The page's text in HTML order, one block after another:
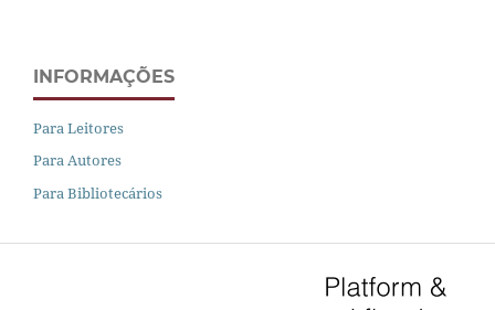
INFORMAÇÕES
Para Leitores
Para Autores
Para Bibliotecários